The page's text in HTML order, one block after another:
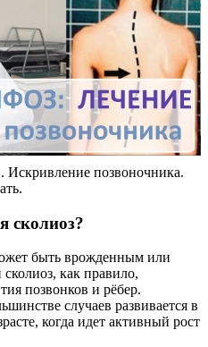
позвоночника.
сколиоз?
быть врожденным или
как правило,
позвонков и рёбер.
случаев развивается в
когда идет активный рост